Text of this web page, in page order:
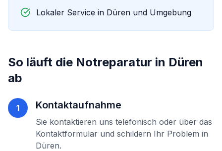
Lokaler Service in Düren und Umgebung
So läuft die Notreparatur in Düren
ab
1 Kontaktaufnahme
Sie kontaktieren uns telefonisch oder über das
Kontaktformular und schildern Ihr Problem in
Düren.